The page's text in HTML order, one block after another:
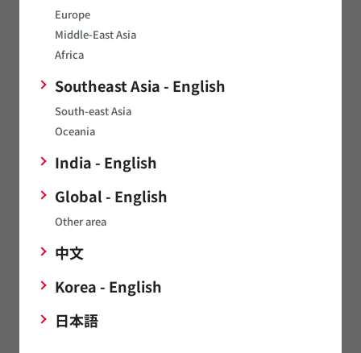
Europe
Middle-East Asia
Africa
Southeast Asia - English
South-east Asia
Oceania
India - English
Global - English
Other area
中文
Korea - English
日本語
Part Number
PKU4213D
PW≧240W
Part Number
0RCP-D4T12